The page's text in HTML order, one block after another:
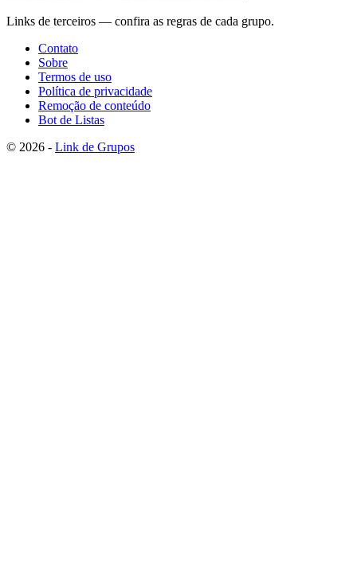
Links de terceiros — confira as regras de cada grupo.
Contato
Sobre
Termos de uso
Política de privacidade
Remoção de conteúdo
Bot de Listas
© 2026 - Link de Grupos